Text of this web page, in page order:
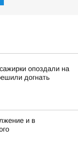
опоздали на
догнать
и в